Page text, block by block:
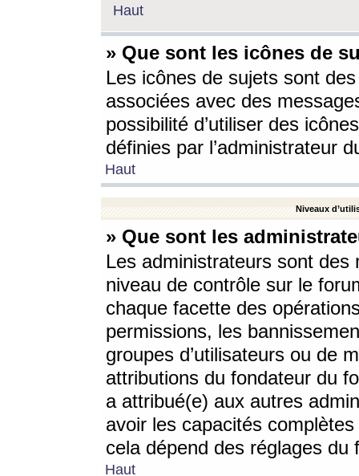
Haut
» Que sont les icônes de
Les icônes de sujets sont
associées avec des
possibilité d’utiliser des
définies par l’administrateur
Haut
Niveaux
» Que sont les
Les administrateurs sont
niveau de contrôle sur le
chaque facette des
permissions, les
groupes d’utilisateurs ou de
attributions du fondateur du
a attribué(e) aux autres
avoir les capacités
cela dépend des réglages du
Haut